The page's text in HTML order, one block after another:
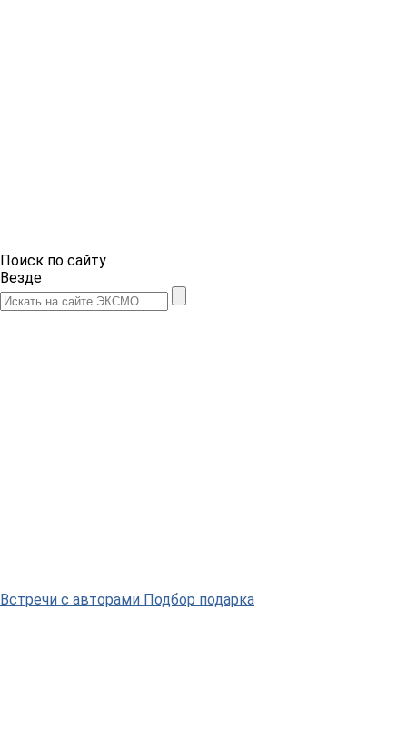
Поиск по сайту
Везде
Встречи с авторами Подбор подарка